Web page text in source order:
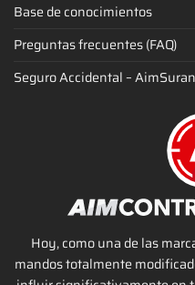
Base de conocimientos
Preguntas frecuentes (FAQ)
Seguro Accidental –
Hoy, como una de las
mandos totalmente